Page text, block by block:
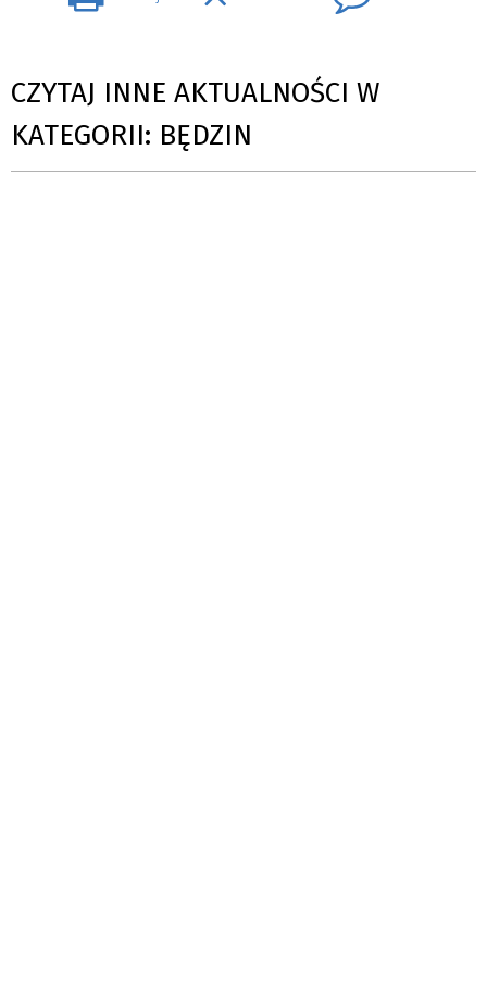
CZYTAJ INNE AKTUALNOŚCI W
KATEGORII: BĘDZIN